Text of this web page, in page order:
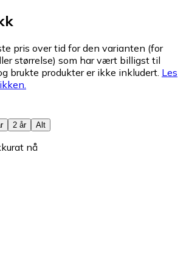
pris over tid for den varianten (for
størrelse) som har vært billigst til
brukte produkter er ikke inkludert. Les
2 år Alt
nå